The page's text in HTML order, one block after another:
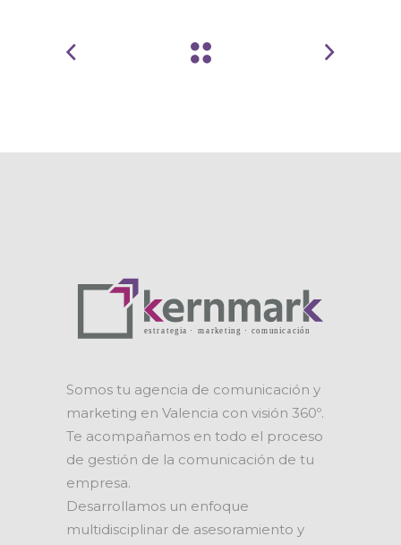
Somos tu agencia de comunicación y
marketing en Valencia con visión 360º.
Te acompañamos en todo el proceso
de gestión de la comunicación de tu
empresa.
Desarrollamos un enfoque
multidisciplinar de asesoramiento y